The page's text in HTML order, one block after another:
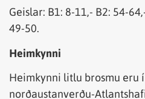
Geislar: B1: 8-11,- B2: 54-
49-50.
Heimkynni
Heimkynni litlu brosmu eru
norðaustanverðu-